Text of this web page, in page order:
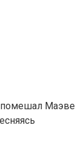
помешал Маэве